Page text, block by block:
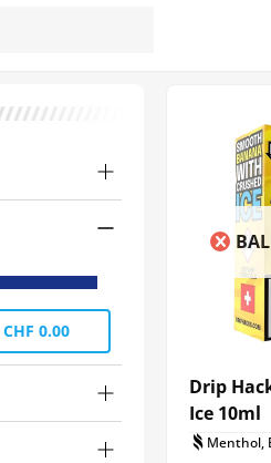
CHF 0.00
Drip
Ice 10ml
Menthol,